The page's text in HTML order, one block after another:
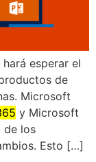
esperar el
de
Microsoft
y Microsoft
de los
Esto […]